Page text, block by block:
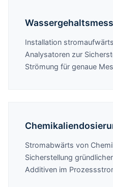
Installation
Analysatoren zur
Strömung für genaue
Stromabwärts von
Sicherstellung
Additiven im